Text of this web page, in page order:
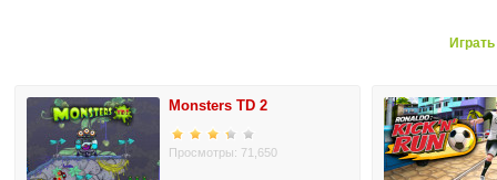
Monsters TD 2
Просмотры: 71,650